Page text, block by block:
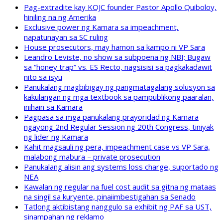
Pag-extradite kay KOJC founder Pastor Apollo Quiboloy,
hiniling na ng Amerika
Exclusive power ng Kamara sa impeachment,
napatunayan sa SC ruling
House prosecutors, may hamon sa kampo ni VP Sara
Leandro Leviste, no show sa subpoena ng NBI; Bugaw
sa “honey trap” vs. ES Recto, nagsisisi sa pagkakadawit
nito sa isyu
Panukalang magbibigay ng pangmatagalang solusyon sa
kakulangan ng mga textbook sa pampublikong paaralan,
inihain sa Kamara
Pagpasa sa mga panukalang prayoridad ng Kamara
ngayong 2nd Regular Session ng 20th Congress, tiniyak
ng lider ng Kamara
Kahit magsauli ng pera, impeachment case vs VP Sara,
malabong mabura – private prosecution
Panukalang alisin ang systems loss charge, suportado ng
NEA
Kawalan ng regular na fuel cost audit sa gitna ng mataas
na singil sa kuryente, pinaiimbestigahan sa Senado
Tatlong aktibistang nanggulo sa exhibit ng PAF sa UST,
sinampahan ng reklamo